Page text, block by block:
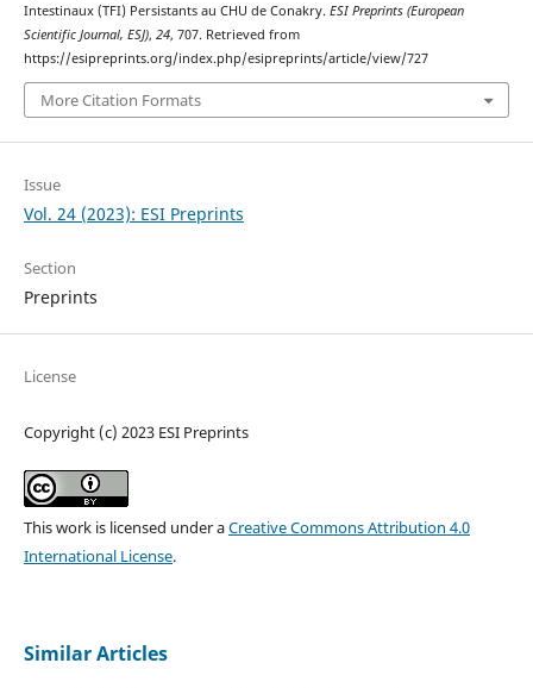
Intestinaux (TFI) Persistants au CHU de Conakry. ESI Preprints (European
Scientific Journal, ESJ), 24, 707. Retrieved from
https://esipreprints.org/index.php/esipreprints/article/view/727
More Citation Formats
Issue
Vol. 24 (2023): ESI Preprints
Section
Preprints
License
Copyright (c) 2023 ESI Preprints
This work is licensed under aCreative Commons Attribution 4.0
International License.
Similar Articles